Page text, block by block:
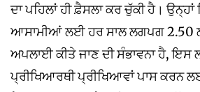
ਦਾ ਪਹਿਲਾਂ ਹੀ ਫ਼ੈਸਲਾ ਕਰ ਚੁੱਕੀ ਹੈ। ਉਨ੍ਹਾਂ
ਆਸਾਮੀਆਂ ਲਈ ਹਰ ਸਾਲ ਲਗਪਗ 2.50
ਅਪਲਾਈ ਕੀਤੇ ਜਾਣ ਦੀ ਸੰਭਾਵਨਾ ਹੈ, ਇਸ
ਪ੍ਰੀਖਿਆਰਥੀ ਪ੍ਰੀਖਿਆਵਾਂ ਪਾਸ ਕਰਨ